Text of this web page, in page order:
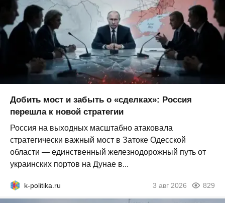
Добить мост и забыть о «сделках»: Россия
перешла к новой стратегии
Россия на выходных масштабно атаковала
стратегически важный мост в Затоке Одесской
области — единственный железнодорожный путь от
украинских портов на Дунае в...
k-politika.ru 3 авг 2026 829